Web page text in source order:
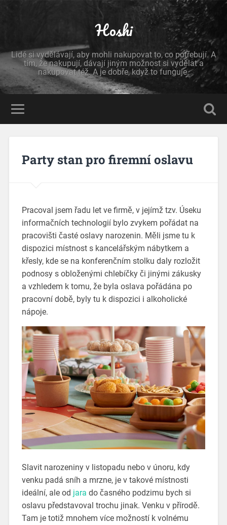
Hoshi
Lidé si vydělávají, aby mohli nakupovat to, co potřebují. A
tím, že nakupují, dávají jiným možnost si vydělat a
nakupovat též. A je dobře, když to funguje.
Party stan pro firemní oslavu
Pracoval jsem řadu let ve firmě, v jejímž tzv. Úseku
informačních technologií bylo zvykem pořádat na
pracovišti časté oslavy narozenin. Měli jsme tu k
dispozici místnost s kancelářským nábytkem a
křesly, kde se na konferenčním stolku daly rozložit
podnosy s obloženými chlebíčky či jinými zákusky
a vzhledem k tomu, že byla oslava pořádána po
pracovní době, byly tu k dispozici i alkoholické
nápoje.
Slavit narozeniny v listopadu nebo v únoru, kdy
venku padá sníh a mrzne, je v takové místnosti
ideální, ale od jara do časného podzimu bych si
oslavu představoval trochu jinak. Venku v přírodě.
Tam je totiž mnohem více možností k volnému